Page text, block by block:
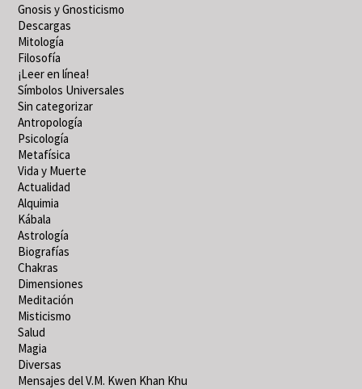
Gnosis y Gnosticismo
Descargas
Mitología
Filosofía
¡Leer en línea!
Símbolos Universales
Sin categorizar
Antropología
Psicología
Metafísica
Vida y Muerte
Actualidad
Alquimia
Kábala
Astrología
Biografías
Chakras
Dimensiones
Meditación
Misticismo
Salud
Magia
Diversas
Mensajes del V.M. Kwen Khan Khu